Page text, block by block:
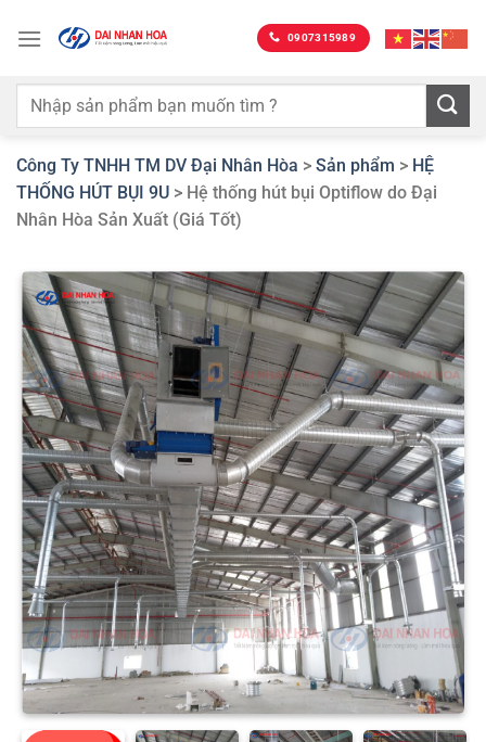
qua
dung
0907315989
Công Ty TNHH TM DV Đại Nhân Hòa > Sản phẩm > HỆ
THỐNG HÚT BỤI 9U > Hệ thống hút bụi Optiflow do Đại
Nhân Hòa Sản Xuất (Giá Tốt)